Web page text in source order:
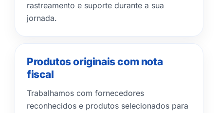
rastreamento e suporte durante a sua
jornada.
Produtos originais com nota
fiscal
Trabalhamos com fornecedores
reconhecidos e produtos selecionados para